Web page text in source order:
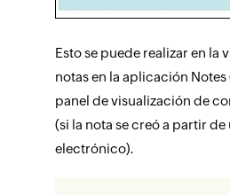
Esto se puede realizar en la
notas en la aplicación Notes
panel de visualización de
(si la nota se creó a partir
electrónico).